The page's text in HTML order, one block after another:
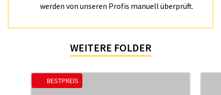
werden von unseren Profis manuell überprüft.
WEITERE FOLDER
BESTPREIS